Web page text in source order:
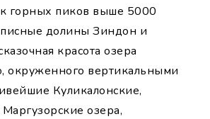
горных пиков выше 5000
долины Зиндон и
красота озера
окруженного вертикальными
Куликалонские,
озера,